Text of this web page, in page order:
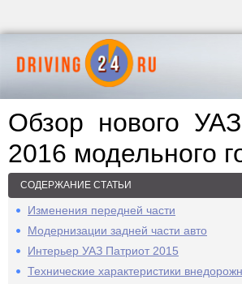
Обзор нового
2016 модельного
СОДЕРЖАНИЕ СТАТЬИ
Изменения передней части
Модернизации задней части авто
Интерьер УАЗ Патриот 2015
Технические характеристики